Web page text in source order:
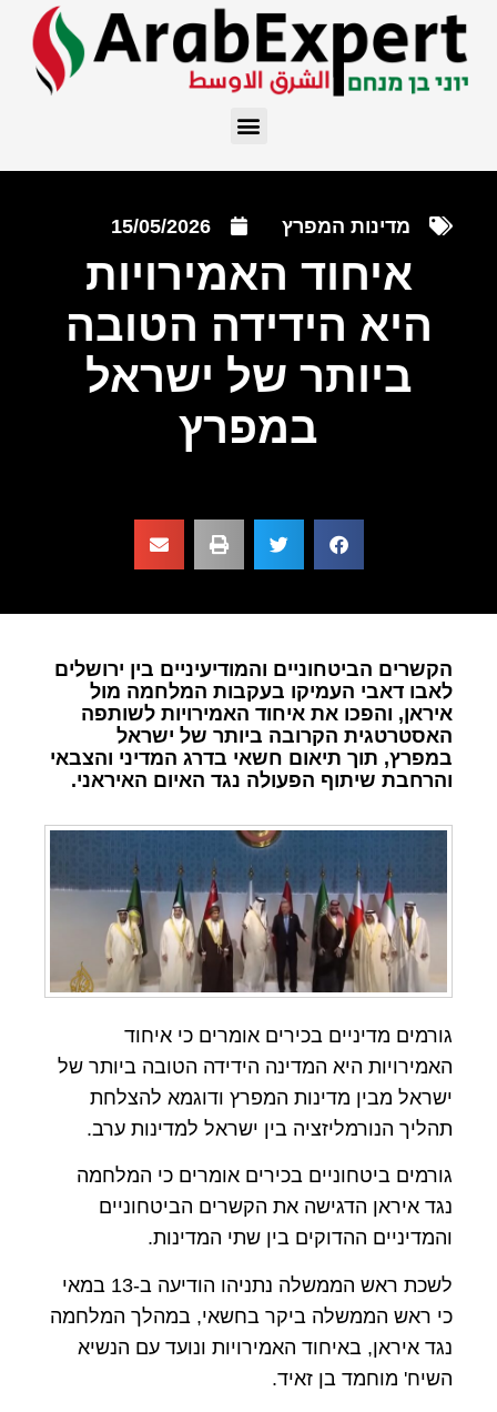
מדינות המפרץ 15/05/2026
איחוד האמירויות
היא הידידה הטובה
ביותר של ישראל
במפרץ
הקשרים הביטחוניים והמודיעיניים בין ירושלים
לאבו דאבי העמיקו בעקבות המלחמה מול
איראן, והפכו את איחוד האמירויות לשותפה
האסטרטגית הקרובה ביותר של ישראל
במפרץ, תוך תיאום חשאי בדרג המדיני והצבאי
והרחבת שיתוף הפעולה נגד האיום האיראני.
גורמים מדיניים בכירים אומרים כי איחוד
האמירויות היא המדינה הידידה הטובה ביותר של
ישראל מבין מדינות המפרץ ודוגמא להצלחת
תהליך הנורמליזציה בין ישראל למדינות ערב.
גורמים ביטחוניים בכירים אומרים כי המלחמה
נגד איראן הדגישה את הקשרים הביטחוניים
והמדיניים ההדוקים בין שתי המדינות.
לשכת ראש הממשלה נתניהו הודיעה ב-13 במאי
כי ראש הממשלה ביקר בחשאי, במהלך המלחמה
נגד איראן, באיחוד האמירויות ונועד עם הנשיא
השיח' מוחמד בן זאיד.